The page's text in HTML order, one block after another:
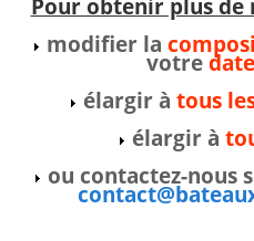
Pour obtenir plus de
modifier la
votre
élargir à tous
élargir à
ou contactez-nous